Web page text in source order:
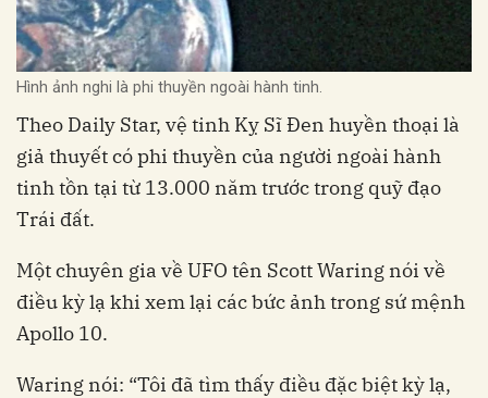
Hình ảnh nghi là phi thuyền ngoài hành tinh.
Theo Daily Star, vệ tinh Kỵ Sĩ Đen huyền thoại là
giả thuyết có phi thuyền của người ngoài hành
tinh tồn tại từ 13.000 năm trước trong quỹ đạo
Trái đất.
Một chuyên gia về UFO tên Scott Waring nói về
điều kỳ lạ khi xem lại các bức ảnh trong sứ mệnh
Apollo 10.
Waring nói: “Tôi đã tìm thấy điều đặc biệt kỳ lạ,